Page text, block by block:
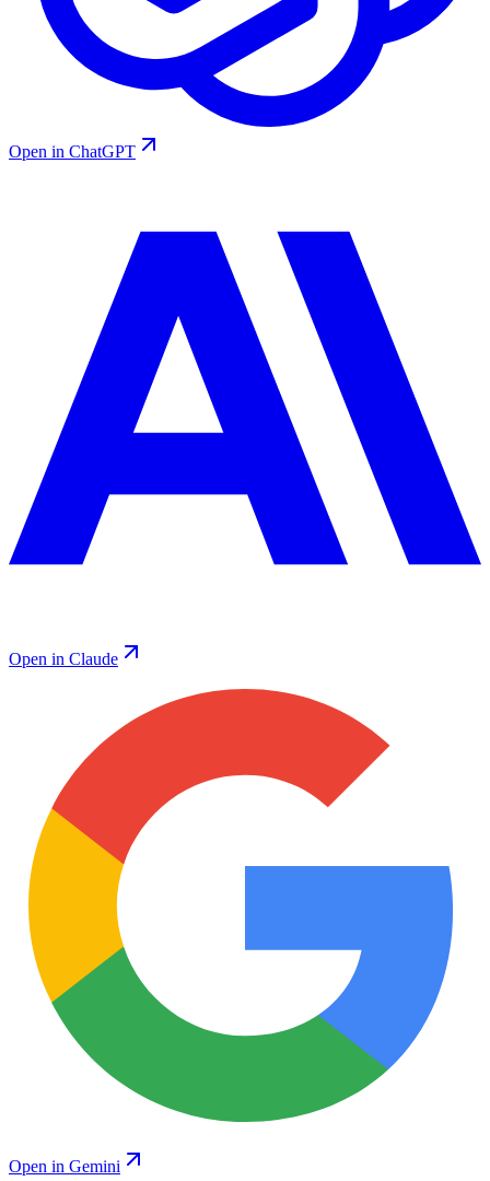
Open in ChatGPT
Open in Claude
Open in Gemini